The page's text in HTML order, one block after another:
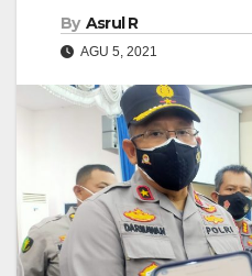
By Asrul R
AGU 5, 2021